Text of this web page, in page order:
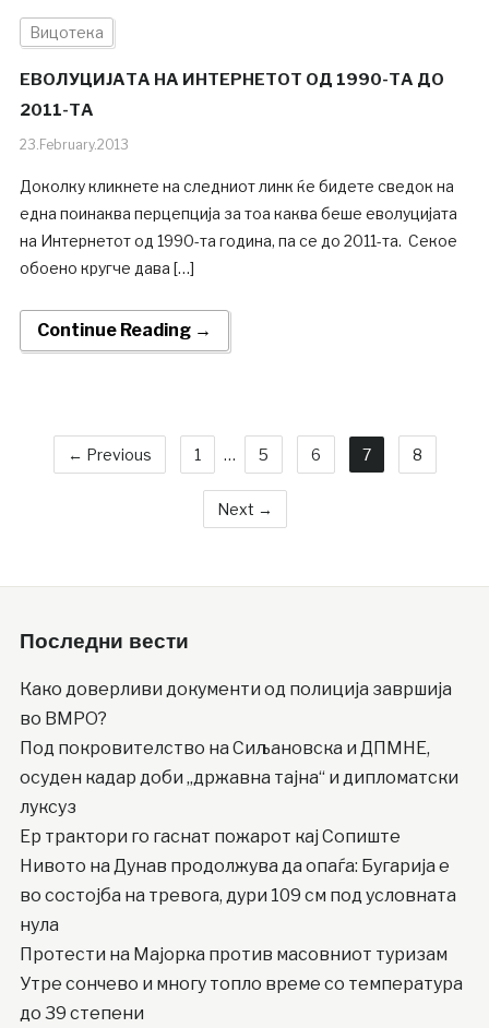
Вицотека
ЕВОЛУЦИЈАТА НА ИНТЕРНЕТОТ ОД 1990-ТА ДО
2011-ТА
23.February.2013
Доколку кликнете на следниот линк ќе бидете сведок на
една поинаква перцепција за тоа каква беше еволуцијата
на Интернетот од 1990-та година, па се до 2011-та. Секое
обоено кругче дава […]
Continue Reading →
← Previous 1 … 5 6 7 8
Next →
Последни вести
Како доверливи документи од полиција завршија
во ВМРО?
Под покровителство на Сиљановска и ДПМНЕ,
осуден кадар доби „државна тајна“ и дипломатски
луксуз
Ер трактори го гаснат пожарот кај Сопиште
Нивото на Дунав продолжува да опаѓа: Бугарија е
во состојба на тревога, дури 109 см под условната
нула
Протести на Мајорка против масовниот туризам
Утре сончево и многу топло време со температура
до 39 степени